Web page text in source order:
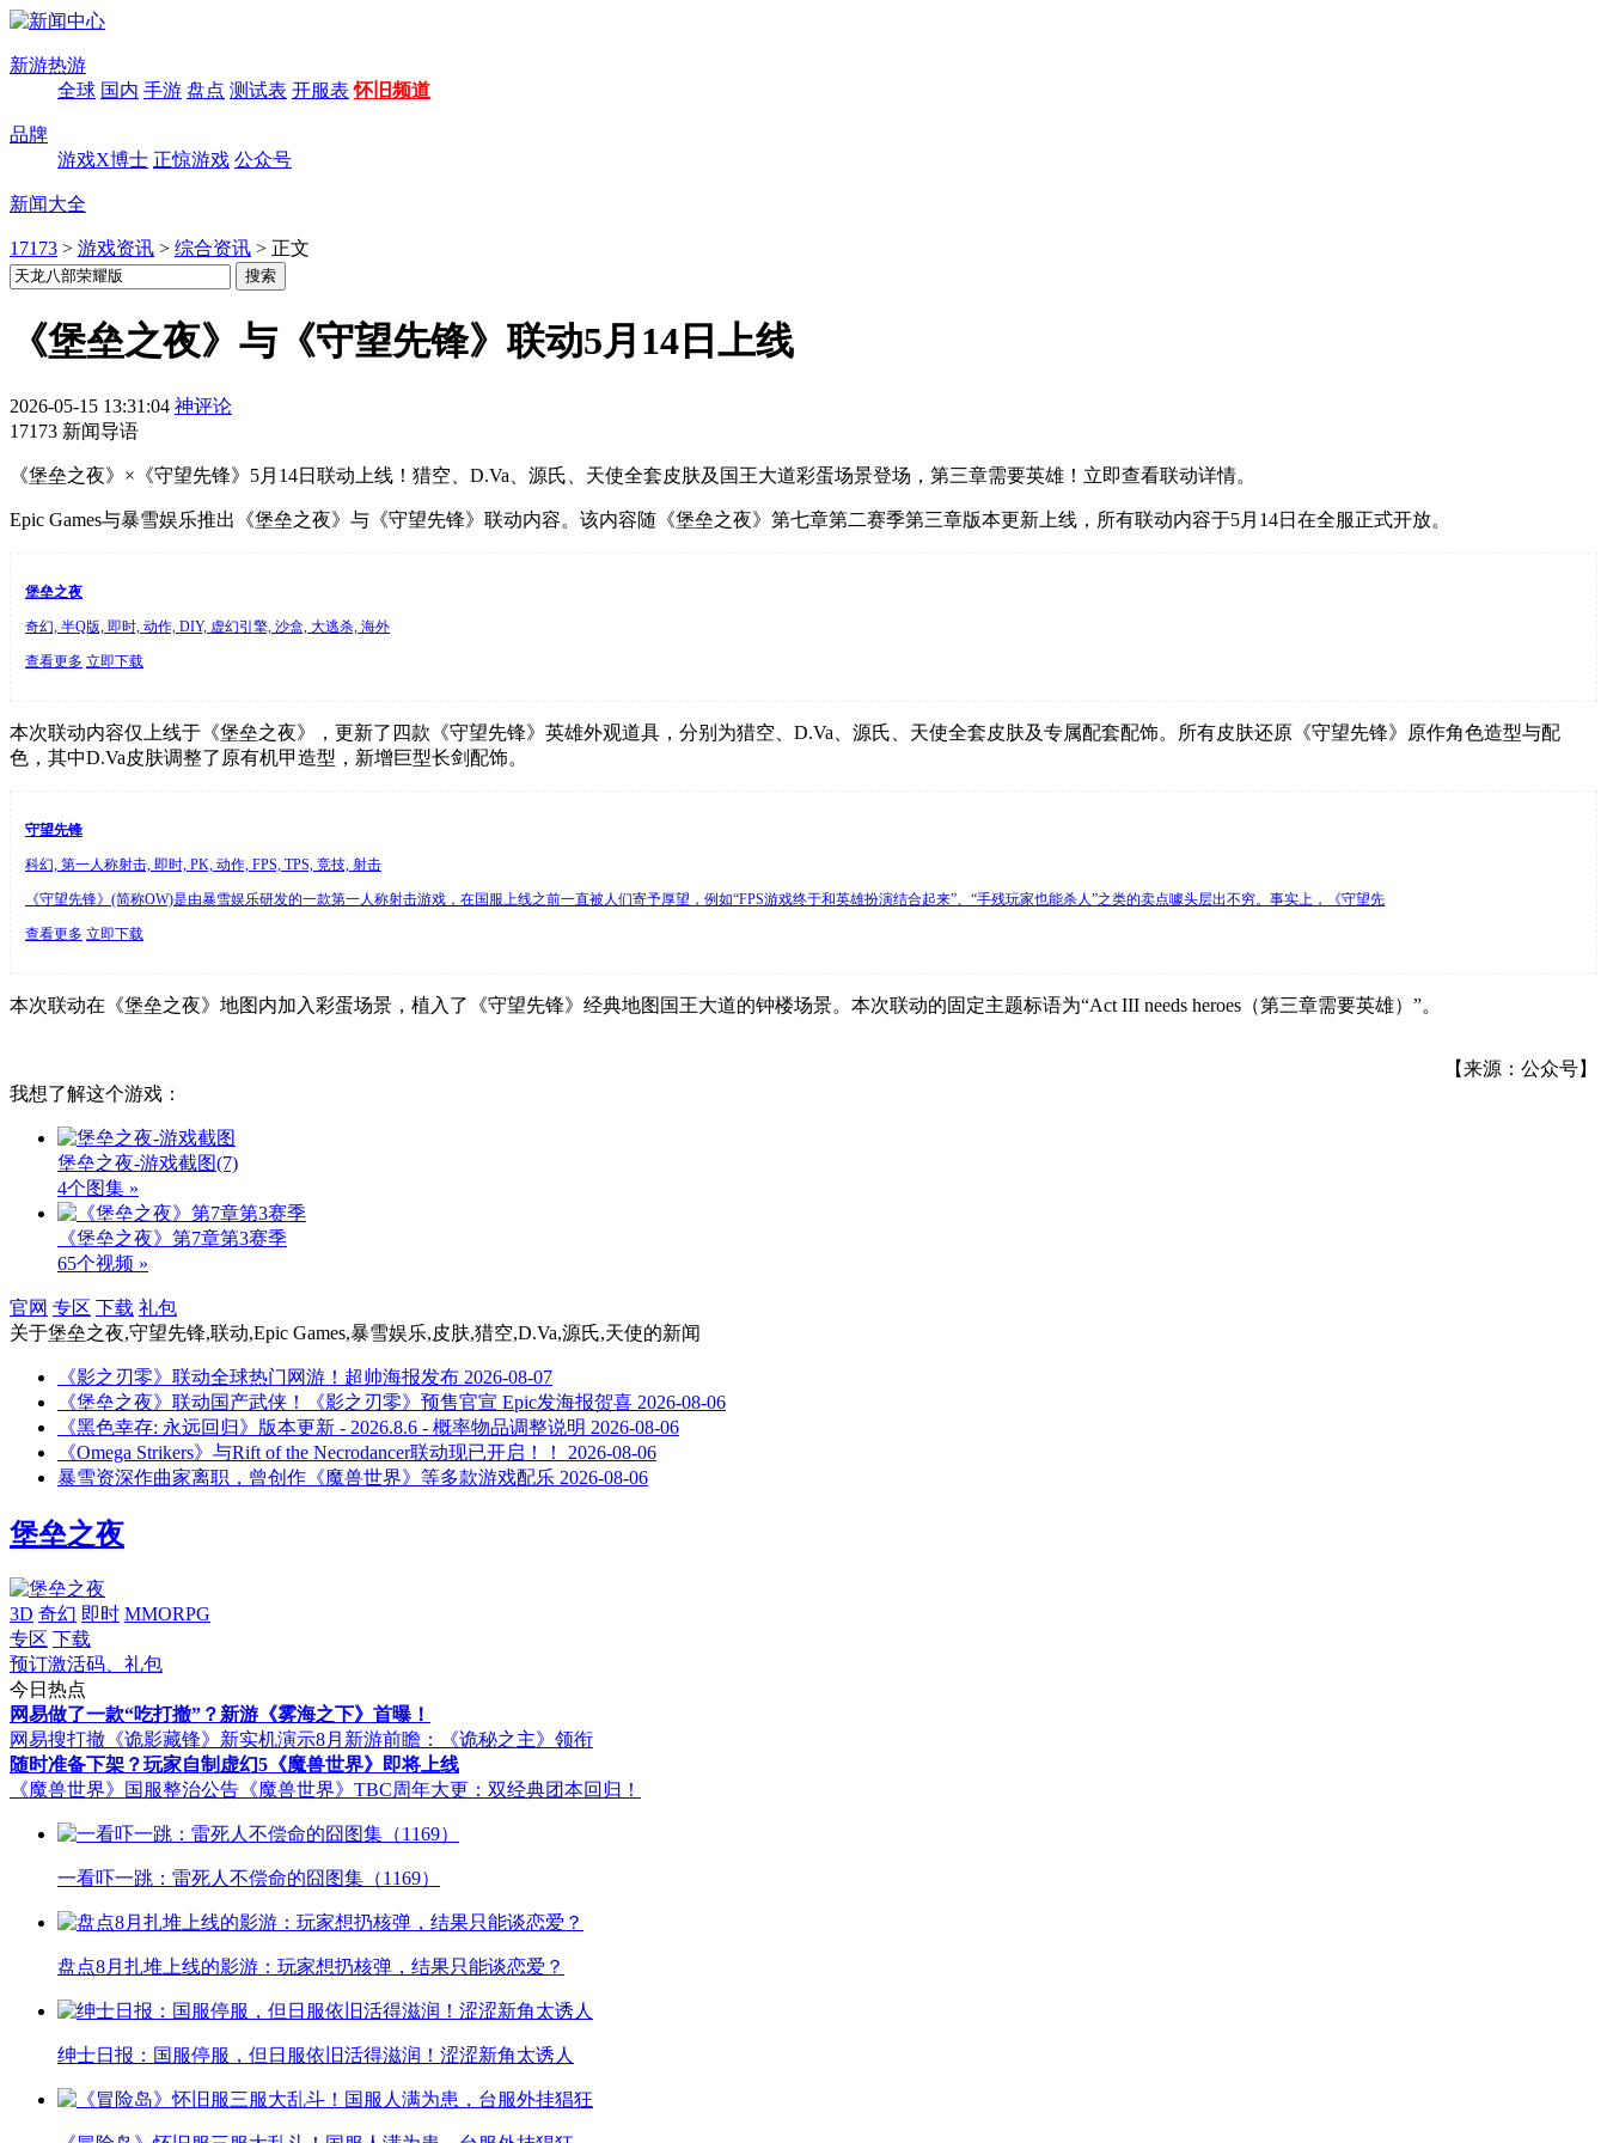
新游热游
全球 国内 手游 盘点 测试表 开服表 怀旧频道
品牌
游戏X博士 正惊游戏 公众号
新闻大全
17173 > 游戏资讯 > 综合资讯 > 正文
《堡垒之夜》与《守望先锋》联动5月14日上线
2026-05-15 13:31:04 神评论
17173 新闻导语
《堡垒之夜》×《守望先锋》5月14日联动上线！猎空、D.Va、源氏、天使全套皮肤及国王大道彩蛋场景登场，第三章需要英雄！立即查看联动详情。
Epic Games与暴雪娱乐推出《堡垒之夜》与《守望先锋》联动内容。该内容随《堡垒之夜》第七章第二赛季第三章版本更新上线，所有联动内容于5月14日在全服正式开放。
堡垒之夜
奇幻, 半Q版, 即时, 动作, DIY, 虚幻引擎, 沙盒, 大逃杀, 海外
查看更多 立即下载
本次联动内容仅上线于《堡垒之夜》，更新了四款《守望先锋》英雄外观道具，分别为猎空、D.Va、源氏、天使全套皮肤及专属配套配饰。所有皮肤还原《守望先锋》原作角色造型与配
色，其中D.Va皮肤调整了原有机甲造型，新增巨型长剑配饰。
守望先锋
科幻, 第一人称射击, 即时, PK, 动作, FPS, TPS, 竞技, 射击
《守望先锋》(简称OW)是由暴雪娱乐研发的一款第一人称射击游戏，在国服上线之前一直被人们寄予厚望，例如“FPS游戏终于和英雄扮演结合起来”、“手残玩家也能杀人”之类的卖点噱头层出不穷。事实上，《守望先
查看更多 立即下载
本次联动在《堡垒之夜》地图内加入彩蛋场景，植入了《守望先锋》经典地图国王大道的钟楼场景。本次联动的固定主题标语为“Act III needs heroes（第三章需要英雄）”。
【来源：公众号】
我想了解这个游戏：
堡垒之夜-游戏截图(7)
4个图集 »
《堡垒之夜》第7章第3赛季
65个视频 »
官网 专区 下载 礼包
关于堡垒之夜,守望先锋,联动,Epic Games,暴雪娱乐,皮肤,猎空,D.Va,源氏,天使的新闻
《影之刃零》联动全球热门网游！超帅海报发布 2026-08-07
《堡垒之夜》联动国产武侠！《影之刃零》预售官宣 Epic发海报贺喜 2026-08-06
《黑色幸存: 永远回归》版本更新 - 2026.8.6 - 概率物品调整说明 2026-08-06
《Omega Strikers》与Rift of the Necrodancer联动现已开启！！
2026-08-06
暴雪资深作曲家离职，曾创作《魔兽世界》等多款游戏配乐 2026-08-06
堡垒之夜
3D 奇幻 即时 MMORPG
专区 下载
预订激活码、礼包
今日热点
网易做了一款“吃打撤”？新游《雾海之下》首曝！
网易搜打撤《诡影藏锋》新实机演示8月新游前瞻：《诡秘之主》领衔
随时准备下架？玩家自制虚幻5《魔兽世界》即将上线
《魔兽世界》国服整治公告 《魔兽世界》TBC周年大更：双经典团本回归！
一看吓一跳：雷死人不偿命的囧图集（1169）
盘点8月扎堆上线的影游：玩家想扔核弹，结果只能谈恋爱？
绅士日报：国服停服，但日服依旧活得滋润！涩涩新角太诱人